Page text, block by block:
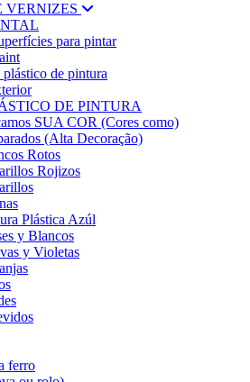
VERNIZES
para pintar
de pintura
DE PINTURA
SUA COR (Cores como)
(Alta Decoração)
Rotos
Rojizos
Plástica Azúl
y Blancos
y Violetas
ferro